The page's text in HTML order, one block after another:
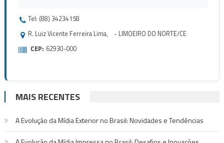
Tel: (88) 34234158
R. Luiz Vicente Ferreira Lima, - LIMOEIRO DO NORTE/CE
CEP: 62930-000
MAIS RECENTES
A Evolução da Mídia Exterior no Brasil: Novidades e Tendências